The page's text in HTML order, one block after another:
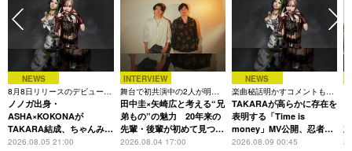
NEWS
8月8日リリースのデビュー曲
は「Time is money」
ノノガ出身・
ASHA×KOKONAが
TAKARA結成、ちゃんみな
主宰レーベル第2弾アーテ
2026.08.05 21:00
INTERVIEW
舞台で初共演中の2人が明か
す、今の自分をつくる恩人の
存在
田中圭×矢崎広と考える“兄
弟もの”の魅力 20年来の
先輩・後輩が初めて見つけ
た互いの共通点とは
2026.08.04 17:00
NEWS
楽曲秘話明かすコメントも到
着、1st EPも8月24日配信へ
TAKARAが高らかに存在を
表明する「Time is
money」MV公開、忍者と
花魁姿で世界観を体現
2026.08.09 00:45